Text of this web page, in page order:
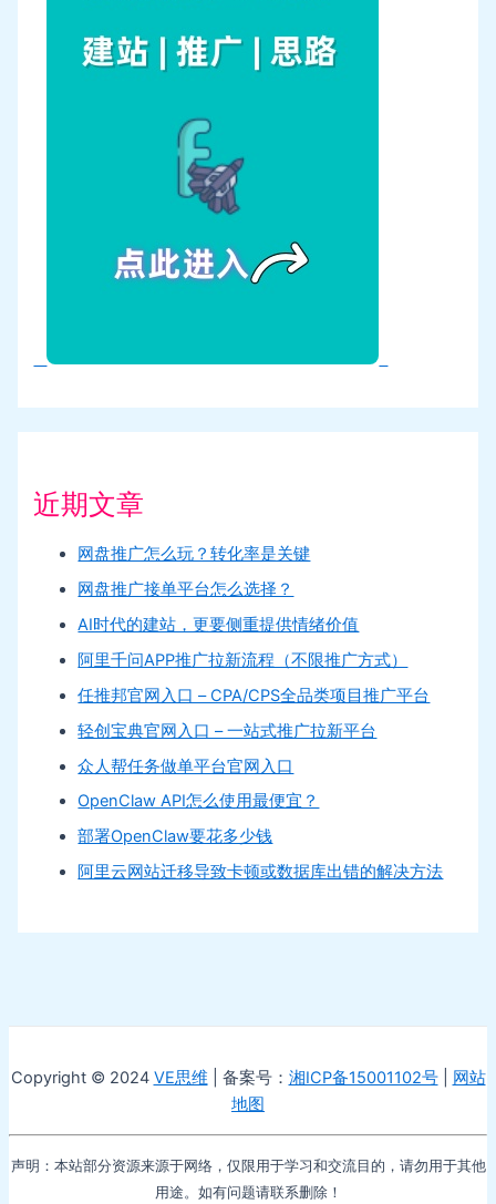
近期文章
网盘推广怎么玩？转化率是关键
网盘推广接单平台怎么选择？
AI时代的建站，更要侧重提供情绪价值
阿里千问APP推广拉新流程（不限推广方式）
任推邦官网入口 – CPA/CPS全品类项目推广平台
轻创宝典官网入口 – 一站式推广拉新平台
众人帮任务做单平台官网入口
OpenClaw API怎么使用最便宜？
部署OpenClaw要花多少钱
阿里云网站迁移导致卡顿或数据库出错的解决方法
Copyright © 2024 VE思维 | 备案号： 湘ICP备15001102号| 网站
地图
声明：本站部分资源来源于网络，仅限用于学习和交流目的，请勿用于其他
用途。如有问题请联系删除！